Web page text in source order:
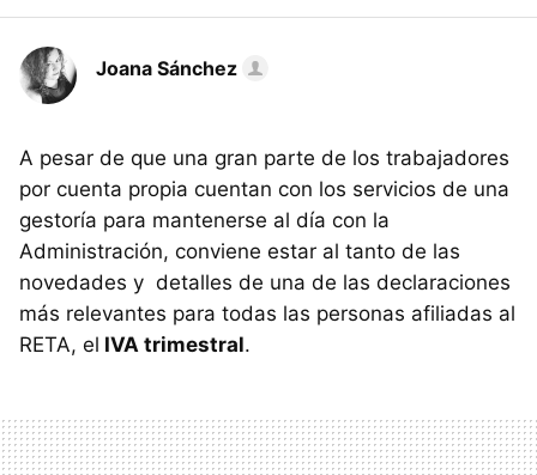
Joana Sánchez
A pesar de que una gran parte de los trabajadores
por cuenta propia cuentan con los servicios de una
gestoría para mantenerse al día con la
Administración, conviene estar al tanto de las
novedades y detalles de una de las declaraciones
más relevantes para todas las personas afiliadas al
RETA, el IVA trimestral.